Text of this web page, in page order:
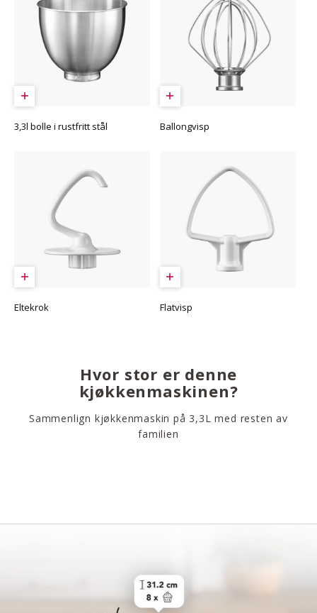
3,3l bolle i rustfritt stål Ballongvisp
Eltekrok Flatvisp
Hvor stor er denne
kjøkkenmaskinen?
Sammenlign kjøkkenmaskin på 3,3L med resten av
familien